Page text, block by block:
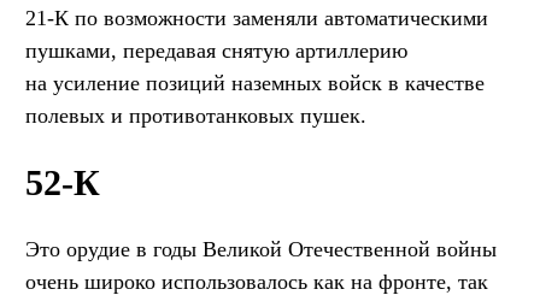
21-К по возможности заменяли автоматическими
пушками, передавая снятую артиллерию
на усиление позиций наземных войск в качестве
полевых и противотанковых пушек.
52-К
Это орудие в годы Великой Отечественной войны
очень широко использовалось как на фронте, так